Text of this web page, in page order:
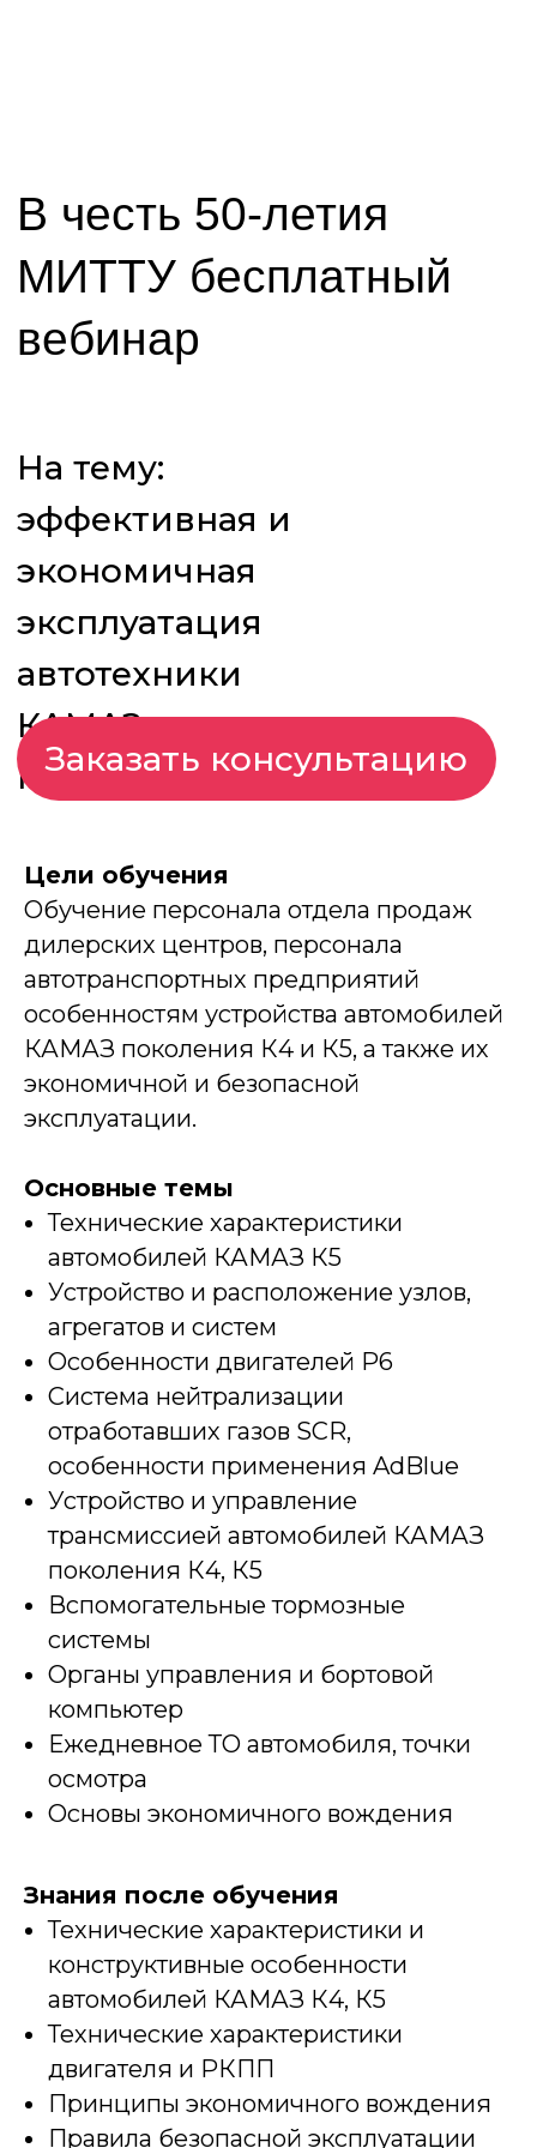
МИТТУ бесплатный
вебинар
На тему:
эффективная и
автотехники
КАМАЗ поколения
Заказать консультацию
Цели обучения
Обучение персонала отдела продаж
дилерских центров, персонала
автотранспортных предприятий
особенностям устройства автомобилей
КАМАЗ поколения К4 и К5, а также их
экономичной и безопасной
эксплуатации.
Основные темы
Технические характеристики
автомобилей КАМАЗ К5
Устройство и расположение узлов,
агрегатов и систем
Особенности двигателей Р6
Система нейтрализации
отработавших газов SCR,
особенности применения AdBlue
Устройство и управление
трансмиссией автомобилей КАМАЗ
поколения К4, К5
Вспомогательные тормозные
системы
Органы управления и бортовой
компьютер
Ежедневное ТО автомобиля, точки
осмотра
Основы экономичного вождения
Знания после обучения
Технические характеристики и
конструктивные особенности
автомобилей КАМАЗ К4, К5
Технические характеристики
двигателя и РКПП
Принципы экономичного вождения
Правила безопасной эксплуатации
Оставьте заявку